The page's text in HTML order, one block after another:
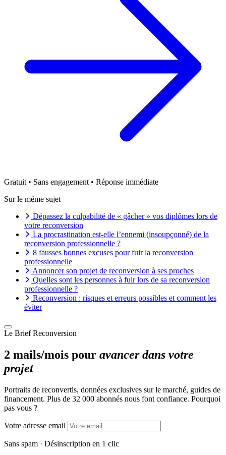
Gratuit • Sans engagement • Réponse immédiate
Sur le même sujet
Dépassez la culpabilité de « gâcher » vos diplômes lors de
votre reconversion
La procrastination est-elle l’ennemi (insoupçonné) de la
reconversion professionnelle ?
8 fausses bonnes excuses pour fuir la reconversion
professionnelle
Annoncer son projet de reconversion à ses proches
Quelles sont les personnes à fuir lors de sa reconversion
professionnelle ?
Reconversion : risques et erreurs possibles et comment les
éviter
Le Brief Reconversion
2 mails/mois pour avancer dans votre
projet
Portraits de reconvertis, données exclusives sur le marché, guides de
financement. Plus de 32 000 abonnés nous font confiance. Pourquoi
pas vous ?
Votre adresse email
Sans spam · Désinscription en 1 clic